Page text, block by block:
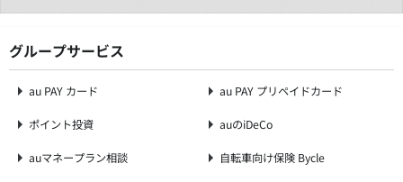
グループサービス
au PAY カード au PAY プリペイドカード
ポイント投資 auのiDeCo
auマネープラン相談 自転車向け保険 Bycle